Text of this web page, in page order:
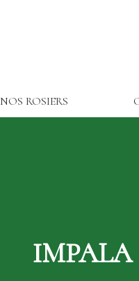
NOS ROSIERS
IMPALA